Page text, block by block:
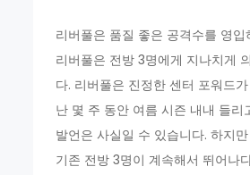
리버풀은 품질 좋은 공격수를 영입
리버풀은 전방 3명에게 지나치게
다. 리버풀은 진정한 센터 포워드
난 몇 주 동안 여름 시즌 내내 들리
발언은 사실일 수 있습니다. 하지
기존 전방 3명이 계속해서 뛰어나